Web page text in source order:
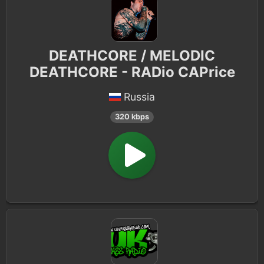
DEATHCORE / MELODIC
DEATHCORE - RADio CAPrice
Russia
320 kbps